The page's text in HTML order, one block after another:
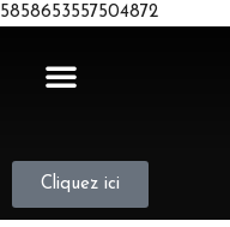
5858653557504872
Cliquez ici